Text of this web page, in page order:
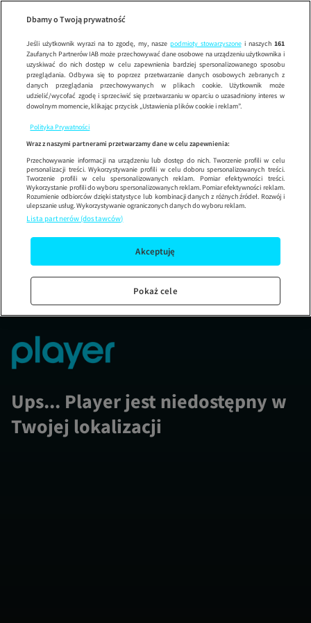
Wypróbuj aplikację mobilną
Korzystaj z łatwiejszej nawigacji i ciesz się szybszym
Ups... Player jest niedostępny w
Twojej lokalizacji
Dbamy o Twoją prywatność
Jeśli użytkownik wyrazi na to zgodę, my, nasze podmioty stowarzyszonei naszych 161
Zaufanych Partnerów IAB może przechowywać dane osobowe na urządzeniu użytkownika i
uzyskiwać do nich dostęp w celu zapewnienia bardziej spersonalizowanego sposobu
przeglądania. Odbywa się to poprzez przetwarzanie danych osobowych zebranych z
danych przeglądania przechowywanych w plikach cookie. Użytkownik może
udzielić/wycofać zgodę i sprzeciwić się przetwarzaniu w oparciu o uzasadniony interes w
dowolnym momencie, klikając przycisk „Ustawienia plików cookie i reklam”.
Polityka Prywatności
Wraz z naszymi partnerami przetwarzamy dane w celu zapewnienia:
Przechowywanie informacji na urządzeniu lub dostęp do nich. Tworzenie profili w celu
personalizacji treści. Wykorzystywanie profili w celu doboru spersonalizowanych treści.
Tworzenie profili w celu spersonalizowanych reklam. Pomiar efektywności treści.
Wykorzystanie profili do wyboru spersonalizowanych reklam. Pomiar efektywności reklam.
Rozumienie odbiorców dzięki statystyce lub kombinacji danych z różnych źródeł. Rozwój i
ulepszanie usług. Wykorzystywanie ograniczonych danych do wyboru reklam.
Lista partnerów (dostawców)
Akceptuję
Pokaż cele